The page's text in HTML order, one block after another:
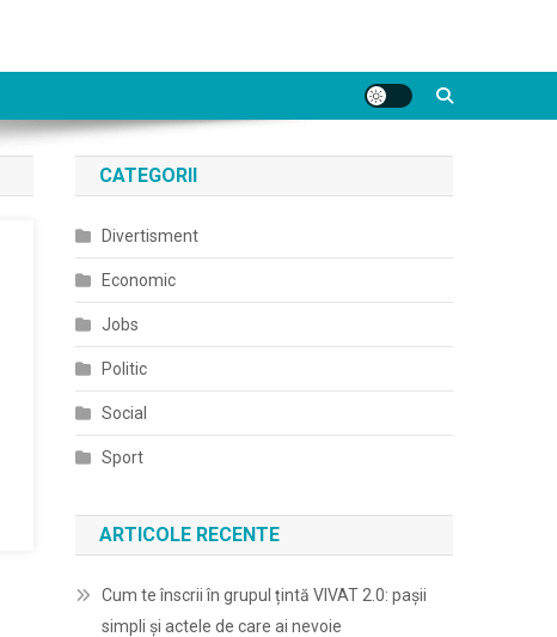
CATEGORII
Divertisment
Economic
Jobs
Politic
Social
Sport
ARTICOLE RECENTE
Cum te înscrii în grupul țintă VIVAT 2.0: pașii
simpli și actele de care ai nevoie